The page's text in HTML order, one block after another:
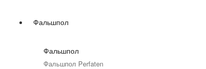
Фальшпол
Фальшпол
Фальшпол Perfaten